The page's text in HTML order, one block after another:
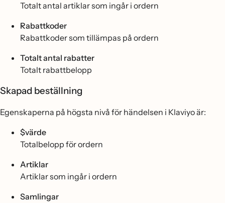
Totalt antal artiklar som ingår i ordern
Rabattkoder
Rabattkoder som tillämpas på ordern
Totalt antal rabatter
Totalt rabattbelopp
Skapad beställning
Egenskaperna på högsta nivå för händelsen i Klaviyo är:
$värde
Totalbelopp för ordern
Artiklar
Artiklar som ingår i ordern
Samlingar